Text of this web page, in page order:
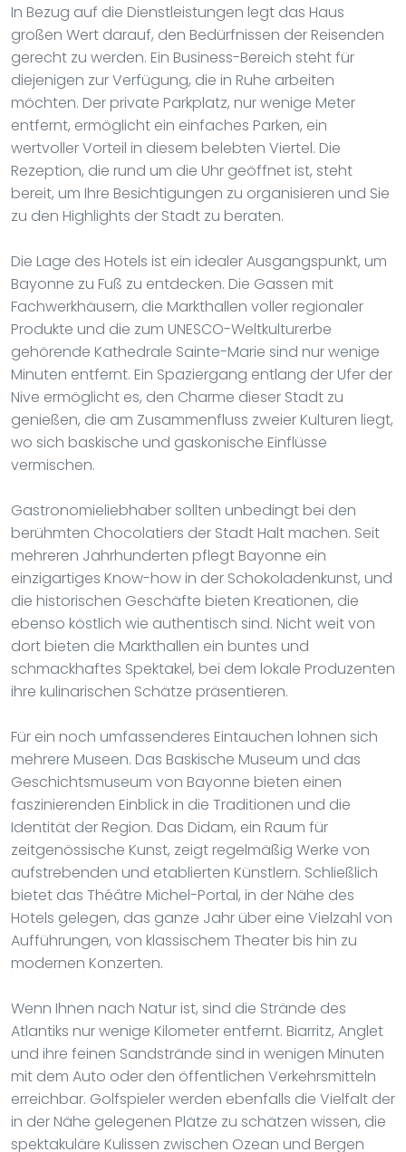
In Bezug auf die Dienstleistungen legt das Haus
großen Wert darauf, den Bedürfnissen der Reisenden
gerecht zu werden. Ein Business-Bereich steht für
diejenigen zur Verfügung, die in Ruhe arbeiten
möchten. Der private Parkplatz, nur wenige Meter
entfernt, ermöglicht ein einfaches Parken, ein
wertvoller Vorteil in diesem belebten Viertel. Die
Rezeption, die rund um die Uhr geöffnet ist, steht
bereit, um Ihre Besichtigungen zu organisieren und Sie
zu den Highlights der Stadt zu beraten.
Die Lage des Hotels ist ein idealer Ausgangspunkt, um
Bayonne zu Fuß zu entdecken. Die Gassen mit
Fachwerkhäusern, die Markthallen voller regionaler
Produkte und die zum UNESCO-Weltkulturerbe
gehörende Kathedrale Sainte-Marie sind nur wenige
Minuten entfernt. Ein Spaziergang entlang der Ufer der
Nive ermöglicht es, den Charme dieser Stadt zu
genießen, die am Zusammenfluss zweier Kulturen liegt,
wo sich baskische und gaskonische Einflüsse
vermischen.
Gastronomieliebhaber sollten unbedingt bei den
berühmten Chocolatiers der Stadt Halt machen. Seit
mehreren Jahrhunderten pflegt Bayonne ein
einzigartiges Know-how in der Schokoladenkunst, und
die historischen Geschäfte bieten Kreationen, die
ebenso köstlich wie authentisch sind. Nicht weit von
dort bieten die Markthallen ein buntes und
schmackhaftes Spektakel, bei dem lokale Produzenten
ihre kulinarischen Schätze präsentieren.
Für ein noch umfassenderes Eintauchen lohnen sich
mehrere Museen. Das Baskische Museum und das
Geschichtsmuseum von Bayonne bieten einen
faszinierenden Einblick in die Traditionen und die
Identität der Region. Das Didam, ein Raum für
zeitgenössische Kunst, zeigt regelmäßig Werke von
aufstrebenden und etablierten Künstlern. Schließlich
bietet das Théâtre Michel-Portal, in der Nähe des
Hotels gelegen, das ganze Jahr über eine Vielzahl von
Aufführungen, von klassischem Theater bis hin zu
modernen Konzerten.
Wenn Ihnen nach Natur ist, sind die Strände des
Atlantiks nur wenige Kilometer entfernt. Biarritz, Anglet
und ihre feinen Sandstrände sind in wenigen Minuten
mit dem Auto oder den öffentlichen Verkehrsmitteln
erreichbar. Golfspieler werden ebenfalls die Vielfalt der
in der Nähe gelegenen Plätze zu schätzen wissen, die
spektakuläre Kulissen zwischen Ozean und Bergen